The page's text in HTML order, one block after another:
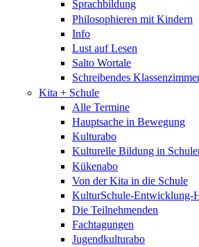
Sprachbildung
Philosophieren mit Kindern
Info
Lust auf Lesen
Salto Wortale
Schreibendes
Kita + Schule
Alle Termine
Hauptsache in Bewegung
Kulturabo
Kulturelle Bildung in
Kükenabo
Von der Kita in die Schule
KulturSchule-Entwicklung-
Die Teilnehmenden
Fachtagungen
Jugendkulturabo